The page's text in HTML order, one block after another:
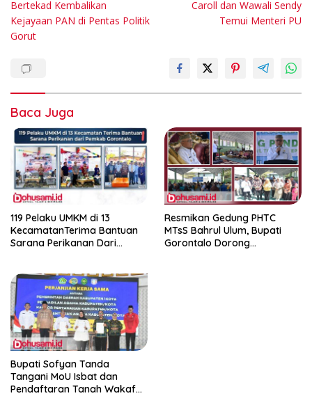
Bertekad Kembalikan
Kejayaan PAN di Pentas Politik
Gorut
Caroll dan Wawali Sendy
Temui Menteri PU
Baca Juga
119 Pelaku UMKM di 13
KecamatanTerima Bantuan
Sarana Perikanan Dari
Resmikan Gedung PHTC
MTsS Bahrul Ulum, Bupati
Gorontalo Dorong
Bupati Sofyan Tanda
Tangani MoU Isbat dan
Pendaftaran Tanah Wakaf